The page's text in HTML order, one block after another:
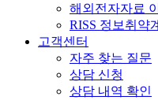
해외전자자료
RISS 정보취약
고객센터
자주 찾는 질문
상담 신청
상담 내역 확인